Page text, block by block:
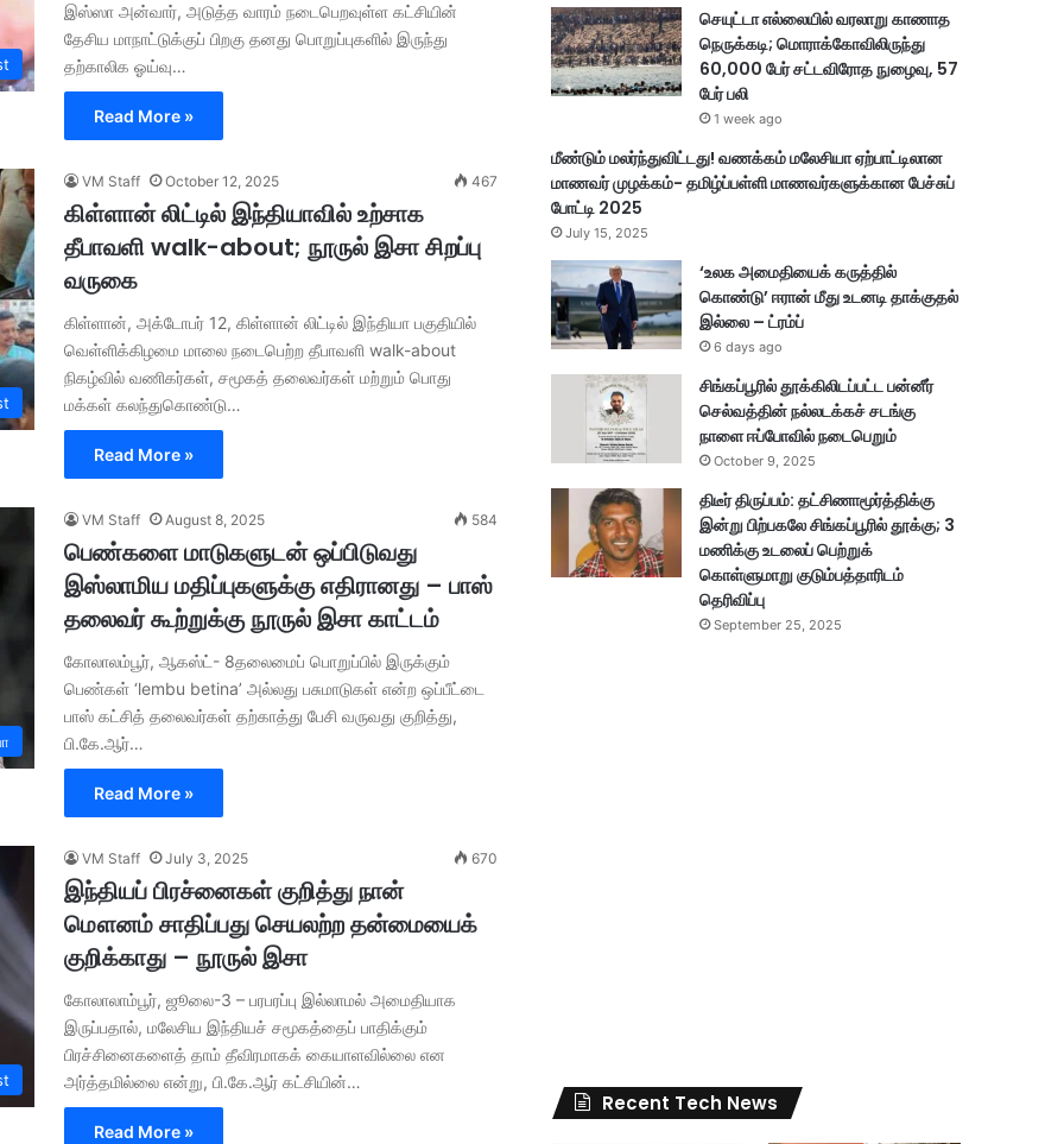
இஸ்ஸா அன்வார், அடுத்த வாரம் நடைபெறவுள்ள கட்சியின்
தேசிய மாநாட்டுக்குப் பிறகு தனது பொறுப்புகளில் இருந்து
தற்காலிக ஓய்வு…
Read More »
VM Staff October 12, 2025 467
கிள்ளான் லிட்டில் இந்தியாவில் உற்சாக
தீபாவளி walk-about; நூருல் இசா சிறப்பு
வருகை
கிள்ளான், அக்டோபர் 12, கிள்ளான் லிட்டில் இந்தியா பகுதியில்
வெள்ளிக்கிழமை மாலை நடைபெற்ற தீபாவளி walk-about
நிகழ்வில் வணிகர்கள், சமூகத் தலைவர்கள் மற்றும் பொது
மக்கள் கலந்துகொண்டு…
Read More »
VM Staff August 8, 2025 584
பெண்களை மாடுகளுடன் ஒப்பிடுவது
இஸ்லாமிய மதிப்புகளுக்கு எதிரானது – பாஸ்
தலைவர் கூற்றுக்கு நூருல் இசா காட்டம்
கோலாலம்பூர், ஆகஸ்ட்- 8தலைமைப் பொறுப்பில் இருக்கும்
பெண்கள் ‘lembu betina’ அல்லது பசுமாடுகள் என்ற ஒப்பீட்டை
பாஸ் கட்சித் தலைவர்கள் தற்காத்து பேசி வருவது குறித்து,
பி.கே.ஆர்…
Read More »
VM Staff July 3, 2025 670
இந்தியப் பிரச்னைகள் குறித்து நான்
மௌனம் சாதிப்பது செயலற்ற தன்மையைக்
குறிக்காது – நூருல் இசா
கோலாலாம்பூர், ஜூலை-3 – பரபரப்பு இல்லாமல் அமைதியாக
இருப்பதால், மலேசிய இந்தியச் சமூகத்தைப் பாதிக்கும்
பிரச்சினைகளைத் தாம் தீவிரமாகக் கையாளவில்லை என
அர்த்தமில்லை என்று, பி.கே.ஆர் கட்சியின்…
Read More »
செயுட்டா எல்லையில் வரலாறு காணாத
நெருக்கடி; மொராக்கோவிலிருந்து
60,000 பேர் சட்டவிரோத நுழைவு, 57
பேர் பலி
1 week ago
மீண்டும் மலர்ந்துவிட்டது! வணக்கம் மலேசியா ஏற்பாட்டிலான
மாணவர் முழக்கம்- தமிழ்ப்பள்ளி மாணவர்களுக்கான பேச்சுப்
போட்டி 2025
July 15, 2025
‘உலக அமைதியைக் கருத்தில்
கொண்டு’ ஈரான் மீது உடனடி தாக்குதல்
இல்லை – ட்ரம்ப்
6 days ago
சிங்கப்பூரில் தூக்கிலிடப்பட்ட பன்னீர்
செல்வத்தின் நல்லடக்கச் சடங்கு
நாளை ஈப்போவில் நடைபெறும்
October 9, 2025
திடீர் திருப்பம்: தட்சிணாமூர்த்திக்கு
இன்று பிற்பகலே சிங்கப்பூரில் தூக்கு; 3
மணிக்கு உடலைப் பெற்றுக்
கொள்ளுமாறு குடும்பத்தாரிடம்
தெரிவிப்பு
September 25, 2025
Recent Tech News